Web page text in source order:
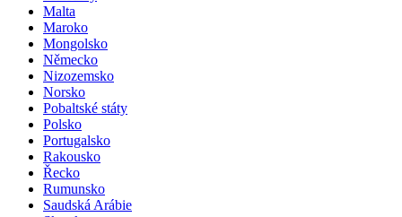
Malta
Maroko
Mongolsko
Německo
Nizozemsko
Norsko
Pobaltské státy
Polsko
Portugalsko
Rakousko
Řecko
Rumunsko
Saudská Arábie